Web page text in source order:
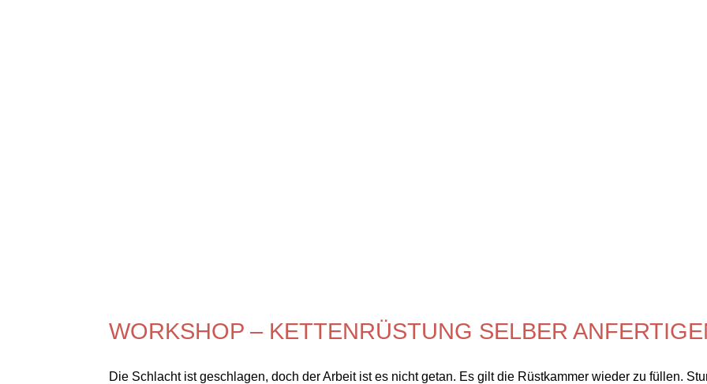
WORKSHOP – KETTENRÜSTUNG SELBER
Die Schlacht ist geschlagen, doch der Arbeit ist es nicht getan. Es gilt die Rüstkammer wieder zu füllen.